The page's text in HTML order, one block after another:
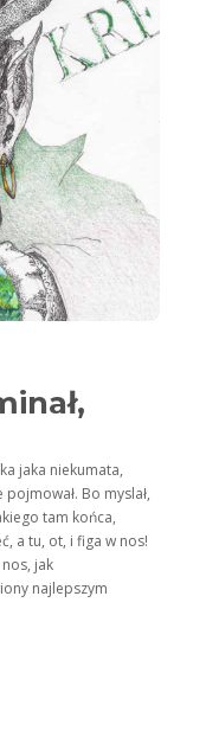
jaka niekumata,
Bo myslał,
tam końca,
a tu, ot, i figa w nos!
jak
najlepszym